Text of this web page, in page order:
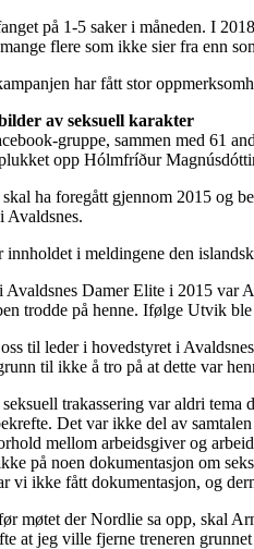
på 1-5 saker i måneden. I
flere som ikke sier fra enn
har fått stor
av seksuell karakter
gruppe, sammen med 61
opp Hólmfríður
skal ha foregått gjennom 2015 og
Avaldsnes.
innholdet i meldingene den
Avaldsnes Damer Elite i 2015 var
trodde på henne. Ifølge Utvik
til leder i hovedstyret i
til ikke å tro på at dette var
seksuell trakassering var aldri
Det var ikke del av
mellom arbeidsgiver og
på noen dokumentasjon om
vi ikke fått dokumentasjon, og
møtet der Nordlie sa opp, skal
at jeg ville fjerne treneren